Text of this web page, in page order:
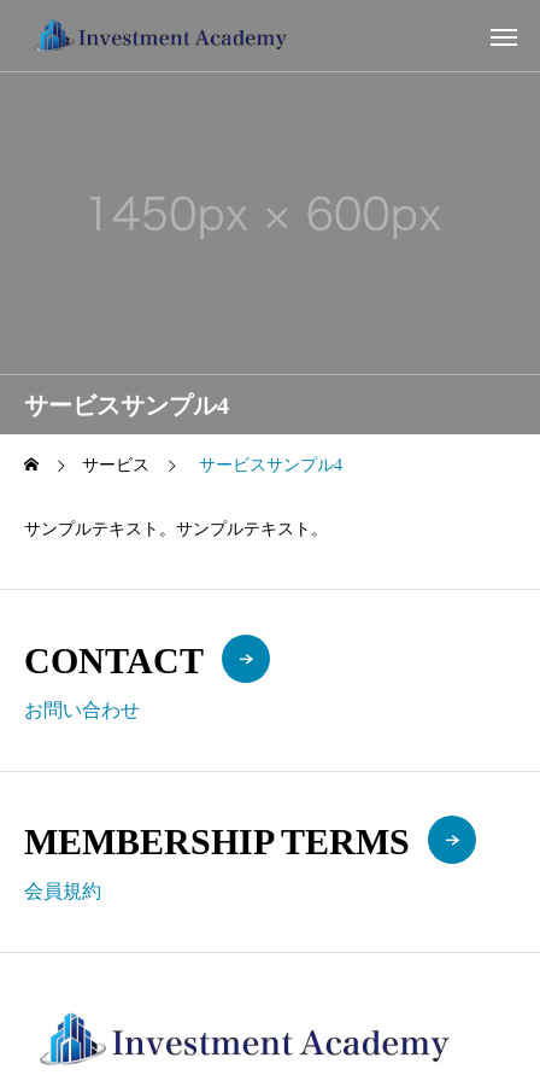
サービスサンプル4
サービス サービスサンプル4
サンプルテキスト。サンプルテキスト。
CONTACT
お問い合わせ
MEMBERSHIP TERMS
会員規約